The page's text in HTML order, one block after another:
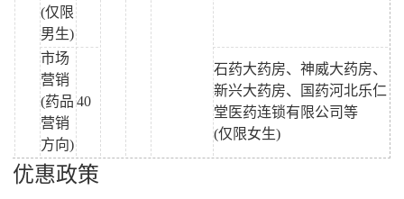
(仅限
男生)
市场
营销
(药品
营销
方向)
40
石药大药房、神威大药房、
新兴大药房、国药河北乐仁
堂医药连锁有限公司等
(仅限女生)
优惠政策